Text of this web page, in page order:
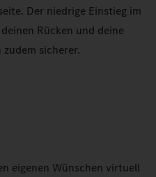
Der niedrige Einstieg im
Rücken und deine
sicherer.
eigenen Wünschen virtuell